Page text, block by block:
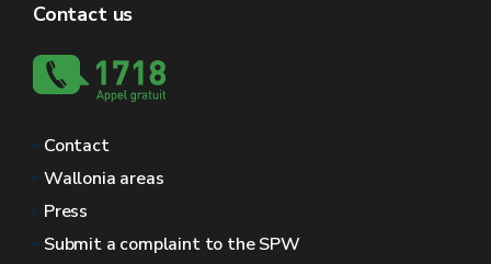
Contact us
Contact
Wallonia areas
Press
Submit a complaint to the SPW